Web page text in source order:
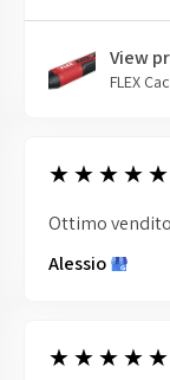
View
FLEX
5
★★★★★
Ottimo
Alessio
5
★★★★★